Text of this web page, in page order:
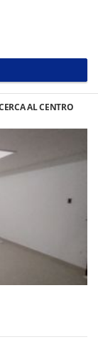
AL CENTRO